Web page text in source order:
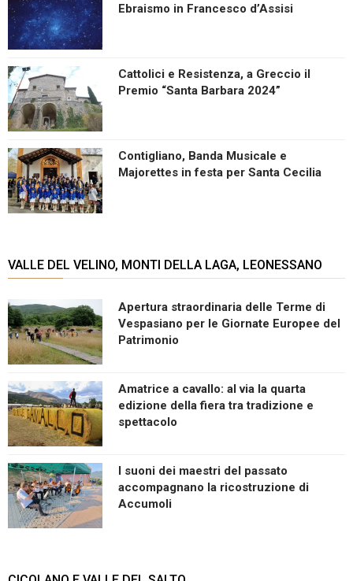
Ebraismo in Francesco d’Assisi
Cattolici e Resistenza, a Greccio il
Premio “Santa Barbara 2024”
Contigliano, Banda Musicale e
Majorettes in festa per Santa Cecilia
VALLE DEL VELINO, MONTI DELLA LAGA, LEONESSANO
Apertura straordinaria delle Terme di
Vespasiano per le Giornate Europee del
Patrimonio
Amatrice a cavallo: al via la quarta
edizione della fiera tra tradizione e
spettacolo
I suoni dei maestri del passato
accompagnano la ricostruzione di
Accumoli